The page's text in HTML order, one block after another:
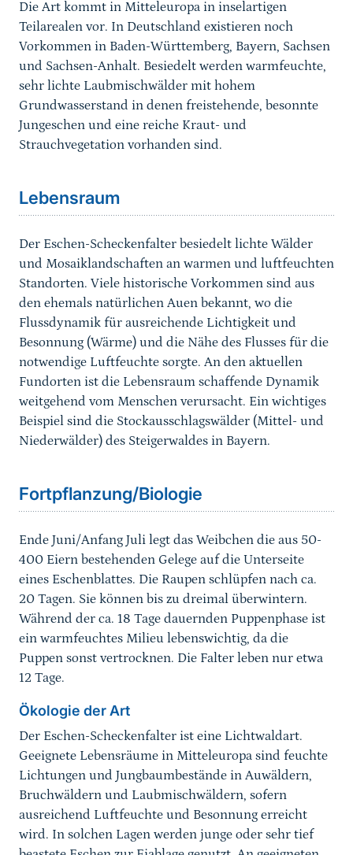
Die Art kommt in Mitteleuropa in inselartigen
Teilarealen vor. In Deutschland existieren noch
Vorkommen in Baden-Württemberg, Bayern, Sachsen
und Sachsen-Anhalt. Besiedelt werden warmfeuchte,
sehr lichte Laubmischwälder mit hohem
Grundwasserstand in denen freistehende, besonnte
Jungeschen und eine reiche Kraut- und
Strauchvegetation vorhanden sind.
Sprungmarke
Lebensraum
Der Eschen-Scheckenfalter besiedelt lichte Wälder
und Mosaiklandschaften an warmen und luftfeuchten
Standorten. Viele historische Vorkommen sind aus
den ehemals natürlichen Auen bekannt, wo die
Flussdynamik für ausreichende Lichtigkeit und
Besonnung (Wärme) und die Nähe des Flusses für die
notwendige Luftfeuchte sorgte. An den aktuellen
Fundorten ist die Lebensraum schaffende Dynamik
weitgehend vom Menschen verursacht. Ein wichtiges
Beispiel sind die Stockausschlagswälder (Mittel- und
Niederwälder) des Steigerwaldes in Bayern.
Sprungmarke
Fortpflanzung/Biologie
Ende Juni/Anfang Juli legt das Weibchen die aus 50-
400 Eiern bestehenden Gelege auf die Unterseite
eines Eschenblattes. Die Raupen schlüpfen nach ca.
20 Tagen. Sie können bis zu dreimal überwintern.
Während der ca. 18 Tage dauernden Puppenphase ist
ein warmfeuchtes Milieu lebenswichtig, da die
Puppen sonst vertrocknen. Die Falter leben nur etwa
12 Tage.
Ökologie der Art
Der Eschen-Scheckenfalter ist eine Lichtwaldart.
Geeignete Lebensräume in Mitteleuropa sind feuchte
Lichtungen und Jungbaumbestände in Auwäldern,
Bruchwäldern und Laubmischwäldern, sofern
ausreichend Luftfeuchte und Besonnung erreicht
wird. In solchen Lagen werden junge oder sehr tief